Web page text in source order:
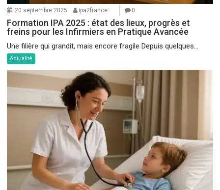
20 septembre 2025 ipa2france 0
Formation IPA 2025 : état des lieux, progrès et
freins pour les Infirmiers en Pratique Avancée
Une filière qui grandit, mais encore fragile Depuis quelques...
Actualité